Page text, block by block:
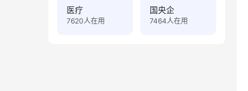
医疗
7620人在用
国央企
7464人在用